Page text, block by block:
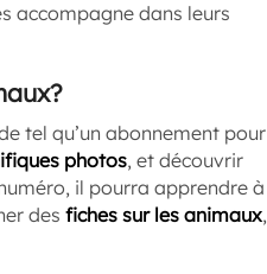
accompagne dans leurs
tel qu’un abonnement pour
photos, et découvrir
il pourra apprendre à
des fiches sur les animaux,